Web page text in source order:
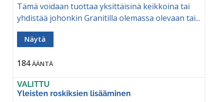
Tämä voidaan tuottaa yksittäisinä keikkoina tai
yhdistää johonkin Granitilla olemassa olevaan tai...
Näytä
184ÄÄNTÄ
VALITTU
Yleisten roskiksien lisääminen